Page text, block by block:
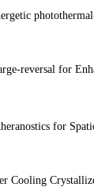
reversal for
for